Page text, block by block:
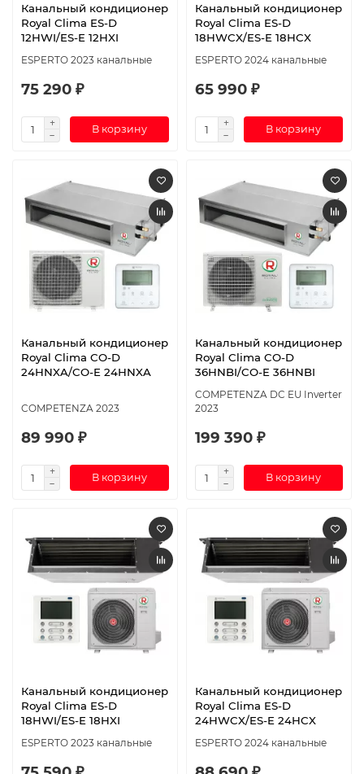
Канальный кондиционер
Royal Clima ES-D
12HWI/ES-E 12HXI
ESPERTO 2023 канальные
75 290 ₽
В корзину
Канальный кондиционер
Royal Clima ES-D
18HWCX/ES-E 18HCX
ESPERTO 2024 канальные
65 990 ₽
В корзину
Канальный кондиционер
Royal Clima CO-D
24HNXA/CO-E 24HNXA
COMPETENZA 2023
89 990 ₽
В корзину
Канальный кондиционер
Royal Clima CO-D
36HNBI/CO-E 36HNBI
COMPETENZA DC EU Inverter
2023
199 390 ₽
В корзину
Канальный кондиционер
Royal Clima ES-D
18HWI/ES-E 18HXI
ESPERTO 2023 канальные
Канальный кондиционер
Royal Clima ES-D
24HWCX/ES-E 24HCX
ESPERTO 2024 канальные